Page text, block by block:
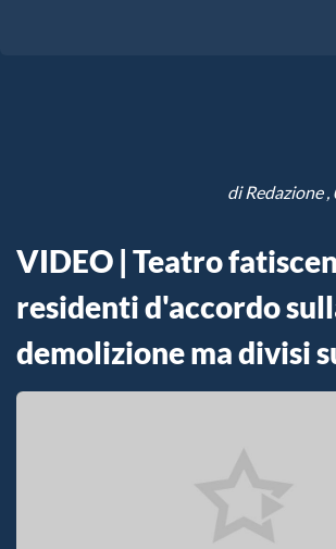
diRedazione,
VIDEO | Teatro
residenti d'accordo
demolizione ma divisi